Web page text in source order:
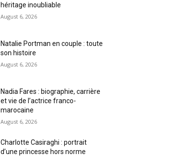
héritage inoubliable
August 6, 2026
Natalie Portman en couple : toute
son histoire
August 6, 2026
Nadia Fares : biographie, carrière
et vie de l’actrice franco-
marocaine
August 6, 2026
Charlotte Casiraghi : portrait
d’une princesse hors norme